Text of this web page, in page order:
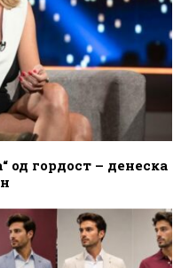
од гордост – денеска